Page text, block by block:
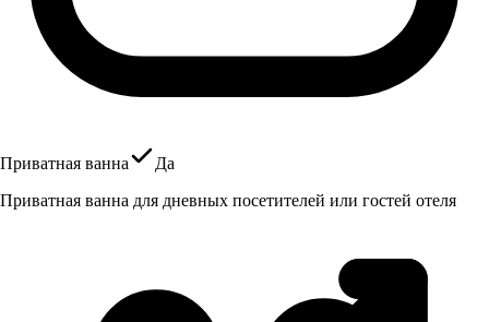
Приватная ванна
Да
Приватная ванна для дневных посетителей или гостей отеля